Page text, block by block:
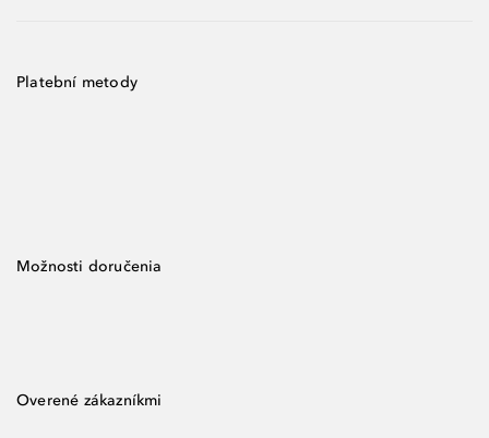
Platební metody
Možnosti doručenia
Overené zákazníkmi